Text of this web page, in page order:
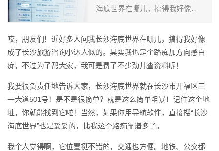
海底世界在哪儿，搞得我好像成
实我也是个路痴加方向感白痴，
不过为了帮大家，我可是费了不
少劲儿查资料呢！ 我要很负责...
哎，朋友们！近好多人问我长沙海底世界在哪儿，搞得我好像
成了长沙旅游咨询小达人似的。其实我也是个路痴加方向感白
痴，不过为了帮大家，我可是费了不少劲儿查资料呢！
我要很负责任地告诉大家，长沙海底世界就在长沙市开福区三
一大道501号！是不是很简单？就是这么简单粗暴！记住这个地
址，你就能找到它啦！当然，如果你用导航软件，直接搜“长沙
海底世界”也是妥妥的，比我这个路痴靠谱多了。
我个人觉得啊，它位置挺不错的，交通也方便。地铁、公交都